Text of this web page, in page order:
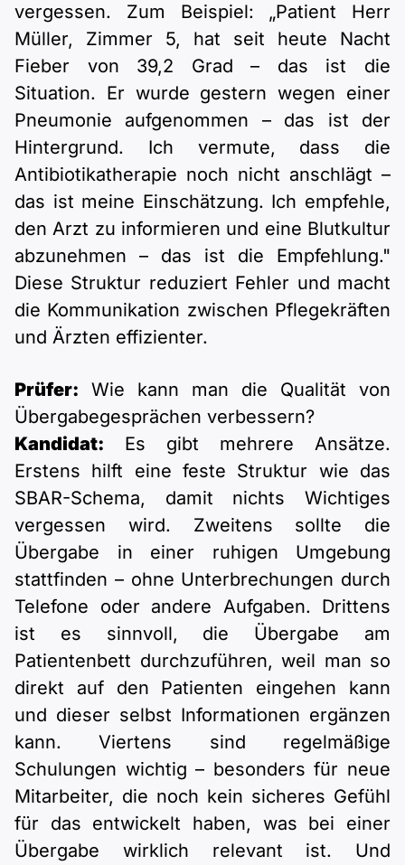
vergessen. Zum Beispiel: „Patient Herr
Müller, Zimmer 5, hat seit heute Nacht
Fieber von 39,2 Grad – das ist die
Situation. Er wurde gestern wegen einer
Pneumonie aufgenommen – das ist der
Hintergrund. Ich vermute, dass die
Antibiotikatherapie noch nicht anschlägt –
das ist meine Einschätzung. Ich empfehle,
den Arzt zu informieren und eine Blutkultur
abzunehmen – das ist die Empfehlung."
Diese Struktur reduziert Fehler und macht
die Kommunikation zwischen Pflegekräften
und Ärzten effizienter.
Prüfer: Wie kann man die Qualität von
Übergabegesprächen verbessern?
Kandidat: Es gibt mehrere Ansätze.
Erstens hilft eine feste Struktur wie das
SBAR-Schema, damit nichts Wichtiges
vergessen wird. Zweitens sollte die
Übergabe in einer ruhigen Umgebung
stattfinden – ohne Unterbrechungen durch
Telefone oder andere Aufgaben. Drittens
ist es sinnvoll, die Übergabe am
Patientenbett durchzuführen, weil man so
direkt auf den Patienten eingehen kann
und dieser selbst Informationen ergänzen
kann. Viertens sind regelmäßige
Schulungen wichtig – besonders für neue
Mitarbeiter, die noch kein sicheres Gefühl
für das entwickelt haben, was bei einer
Übergabe wirklich relevant ist. Und